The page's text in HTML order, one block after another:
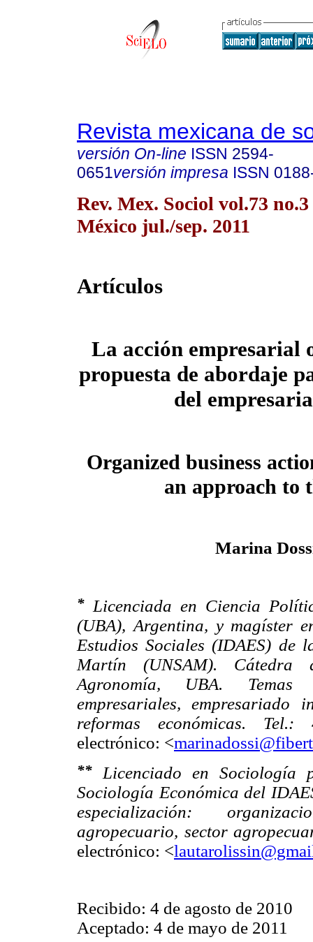
Revista mexicana de
versión On-line ISSN 2594-
0651versión impresa ISSN
Rev. Mex. Sociol vol.73
México jul./sep. 2011
Artículos
La acción empresarial
propuesta de abordaje
del
Organized business
an approach to
Marina
*
Licenciada en Ciencia
(UBA), Argentina, y magíster
Estudios Sociales (IDAES) de
Martín (UNSAM). Cátedra
Agronomía, UBA. Temas
empresariales, empresariado
reformas económicas. Tel.:
electrónico: <
**
Licenciado en Sociología
Sociología Económica del
especialización:
agropecuario, sector
electrónico: <
Recibido: 4 de agosto de 2010
Aceptado: 4 de mayo de 2011